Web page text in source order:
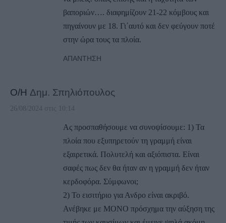
βαποριών…. διαφημίζουν 21-22 κόμβους και
πηγαίνουν με 18. Γι΄αυτό και δεν φεύγουν ποτέ
στην ώρα τους τα πλοία.
ΑΠΆΝΤΗΣΗ
Ο/Η Δημ. Σπηλιόπουλος
26/08/2024 στις 10:14
Ας προσπαθήσουμε να συνοψίσουμε: 1) Τα
πλοία που εξυπηρετούν τη γραμμή είναι
εξαιρετικά. Πολυτελή και αξιόπιστα. Είναι
σαφές πως δεν θα ήταν αν η γραμμή δεν ήταν
κερδοφόρα. Σύμφωνοι;
2) To εισιτήριο για Ανδρο είναι ακριβό.
Ανέβηκε με ΜΟΝΟ πρόσχημα την αύξηση της